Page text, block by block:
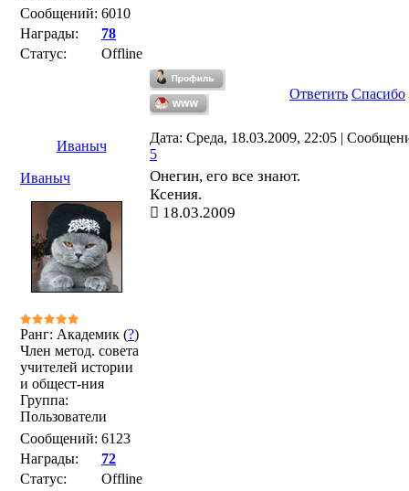
Сообщений: 6010
Награды:
78
Статус:
Offline
Ответить Спасибо
Иваныч
Дата: Среда, 18.03.2009, 22:05 |
5
Иваныч
Ранг: Академик (?)
Член метод. совета
учителей истории
и общест-ния
Группа:
Пользователи
Сообщений: 6123
Награды:
72
Статус:
Offline
Онегин, его все знают.
Ксения.
18.03.2009